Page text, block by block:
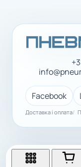
Facebook
Доставка і оплата